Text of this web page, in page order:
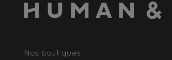
Nos boutiques